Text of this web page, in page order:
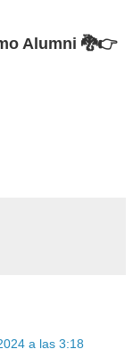
Alumni 🐉👉
a las 3:18